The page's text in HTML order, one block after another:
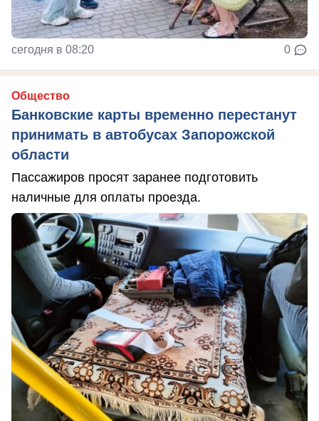
сегодня в 08:20 0
Общество
Банковские карты временно перестанут
принимать в автобусах Запорожской
области
Пассажиров просят заранее подготовить
наличные для оплаты проезда.